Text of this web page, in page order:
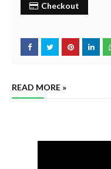
Checkout
READ MORE »